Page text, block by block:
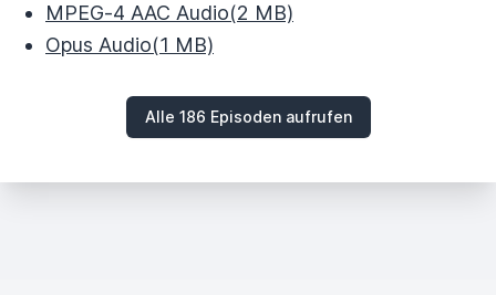
MPEG‑4 AAC Audio(2 MB)
Opus Audio(1 MB)
Alle 186 Episoden aufrufen